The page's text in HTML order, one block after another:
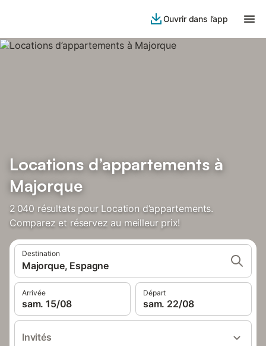
Ouvrir dans l’app
Locations d’appartements à
Majorque
2 040 résultats pour Location d’appartements.
Comparez et réservez au meilleur prix!
Destination
Majorque, Espagne
Arrivée
sam. 15/08
Départ
sam. 22/08
Invités